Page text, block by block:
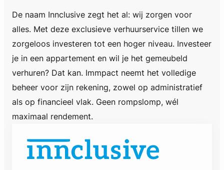
De naam Innclusive zegt het al: wij zorgen voor
alles. Met deze exclusieve verhuurservice tillen we
zorgeloos investeren tot een hoger niveau. Investeer
je in een appartement en wil je het gemeubeld
verhuren? Dat kan. Immpact neemt het volledige
beheer voor zijn rekening, zowel op administratief
als op financieel vlak. Geen rompslomp, wél
maximaal rendement.